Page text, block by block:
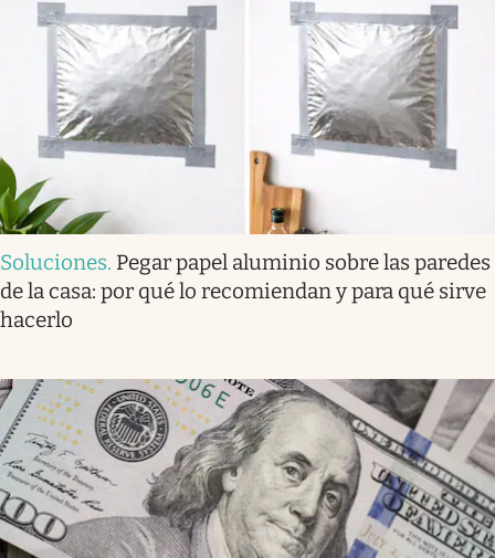
Soluciones. Pegar papel aluminio sobre las paredes
de la casa: por qué lo recomiendan y para qué sirve
hacerlo